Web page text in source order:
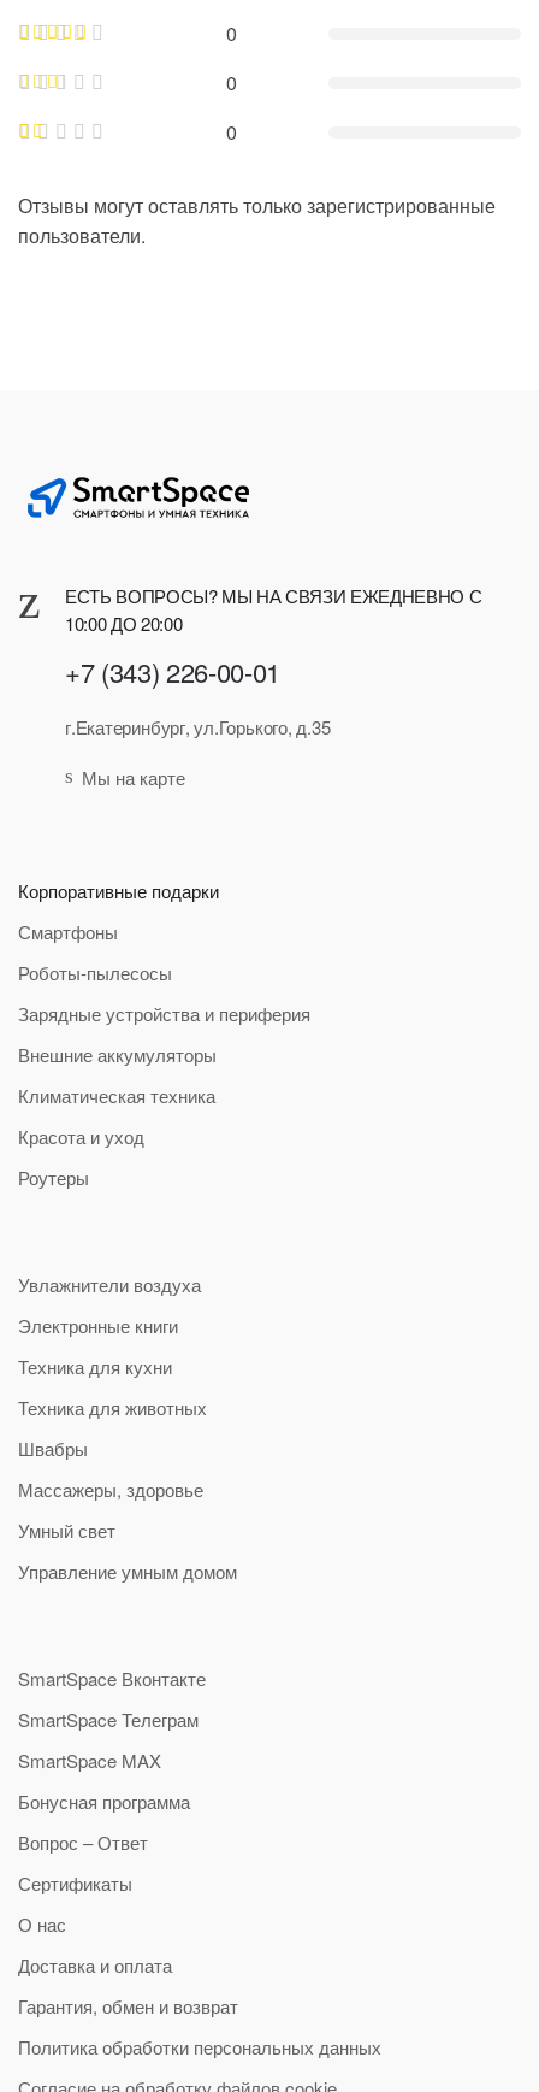
0
0
0
Отзывы могут оставлять только зарегистрированные
пользователи.
ЕСТЬ ВОПРОСЫ? МЫ НА СВЯЗИ ЕЖЕДНЕВНО С
10:00 ДО 20:00
+7 (343) 226-00-01
г.Екатеринбург, ул.Горького, д.35
Мы на карте
Корпоративные подарки
Смартфоны
Роботы-пылесосы
Зарядные устройства и периферия
Внешние аккумуляторы
Климатическая техника
Красота и уход
Роутеры
Увлажнители воздуха
Электронные книги
Техника для кухни
Техника для животных
Швабры
Массажеры, здоровье
Умный свет
Управление умным домом
SmartSpace Вконтакте
SmartSpace Телеграм
SmartSpace MAX
Бонусная программа
Вопрос – Ответ
Сертификаты
О нас
Доставка и оплата
Гарантия, обмен и возврат
Политика обработки персональных данных